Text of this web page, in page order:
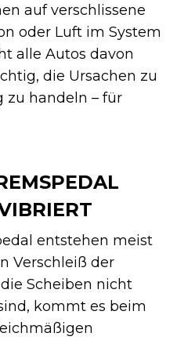
auf verschlissene
oder Luft im System
alle Autos davon
die Ursachen zu
zu handeln – für
entstehen meist
Verschleiß der
Scheiben nicht
kommt es beim